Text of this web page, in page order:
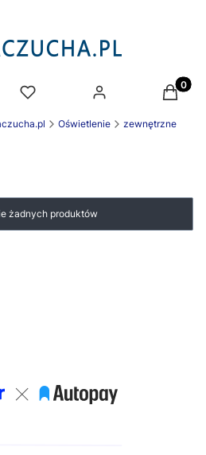
Oświetlenie zewnętrzne
żadnych produktów